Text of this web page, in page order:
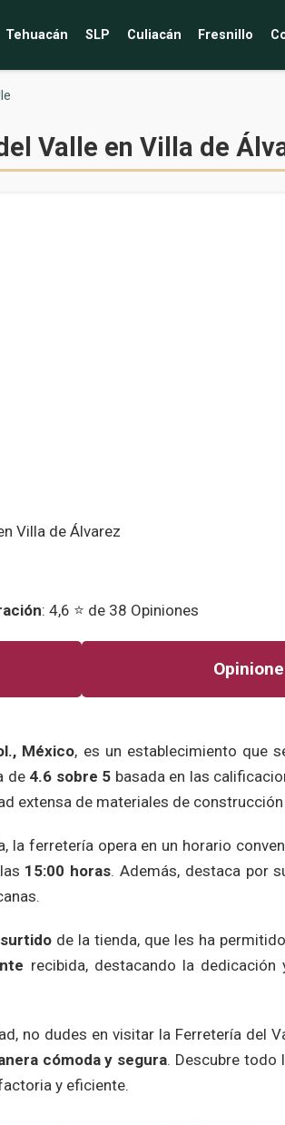
Tehuacán SLP Culiacán Fresnillo
Valle en Villa de
: 4,6 ⭐ de 38 Opiniones
México, es un establecimiento que
de 4.6 sobre 5 basada en las
extensa de materiales de
la ferretería opera en un horario
15:00 horas. Además, destaca por
de la tienda, que les ha
recibida, destacando la
no dudes en visitar la Ferretería del
cómoda y segura. Descubre todo
y eficiente.